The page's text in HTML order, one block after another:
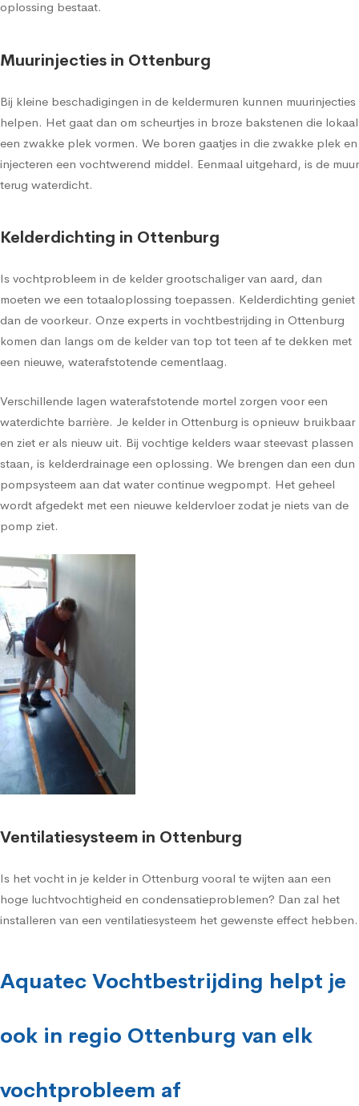
oplossing bestaat.
Muurinjecties in Ottenburg
Bij kleine beschadigingen in de keldermuren kunnen muurinjecties
helpen. Het gaat dan om scheurtjes in broze bakstenen die lokaal
een zwakke plek vormen. We boren gaatjes in die zwakke plek en
injecteren een vochtwerend middel. Eenmaal uitgehard, is de muur
terug waterdicht.
Kelderdichting in Ottenburg
Is vochtprobleem in de kelder grootschaliger van aard, dan
moeten we een totaaloplossing toepassen. Kelderdichting geniet
dan de voorkeur. Onze experts in vochtbestrijding in Ottenburg
komen dan langs om de kelder van top tot teen af te dekken met
een nieuwe, waterafstotende cementlaag.
Verschillende lagen waterafstotende mortel zorgen voor een
waterdichte barrière. Je kelder in Ottenburg is opnieuw bruikbaar
en ziet er als nieuw uit. Bij vochtige kelders waar steevast plassen
staan, is kelderdrainage een oplossing. We brengen dan een dun
pompsysteem aan dat water continue wegpompt. Het geheel
wordt afgedekt met een nieuwe keldervloer zodat je niets van de
pomp ziet.
Ventilatiesysteem in Ottenburg
Is het vocht in je kelder in Ottenburg vooral te wijten aan een
hoge luchtvochtigheid en condensatieproblemen? Dan zal het
installeren van een ventilatiesysteem het gewenste effect hebben.
Aquatec Vochtbestrijding helpt je
ook in regio Ottenburg van elk
vochtprobleem af